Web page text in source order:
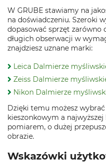
W GRUBE stawiamy na
na doświadczeniu. Szeroki
dopasować sprzęt zarówno
długich obserwacji w
znajdziesz uznane marki:
Leica Dalmierze
Zeiss Dalmierze
Nikon Dalmierze
Dzięki temu możesz
kieszonkowym a
pomiarem, o dużej
obrazie.
Wskazówki